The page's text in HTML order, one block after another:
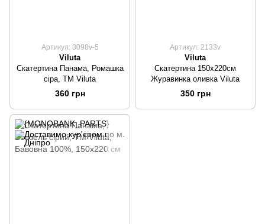
Артикул: 3098v-5
Viluta
Скатертина Панама, Ромашка
сіра, ТМ Viluta
360 грн
Артикул: 2133v
Viluta
Скатертина 150х220см
Журавинка оливка Viluta
350 грн